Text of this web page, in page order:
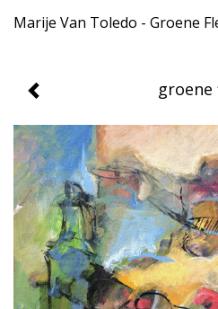
Marije Van Toledo - Groene
groene